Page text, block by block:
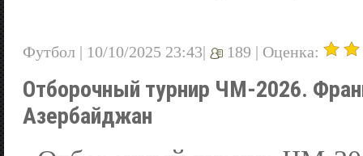
Футбол | 10/10/2025 23:43| 189 | Оценка:
Отборочный турнир ЧМ-2026.
Азербайджан